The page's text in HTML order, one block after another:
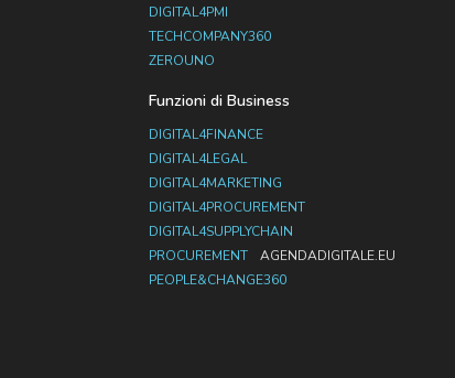
DIGITAL4PMI
TECHCOMPANY360
ZEROUNO
Funzioni di Business
DIGITAL4FINANCE
DIGITAL4LEGAL
DIGITAL4MARKETING
DIGITAL4PROCUREMENT
DIGITAL4SUPPLYCHAIN
PROCUREMENT
AGENDADIGITALE.EU
PEOPLE&CHANGE360